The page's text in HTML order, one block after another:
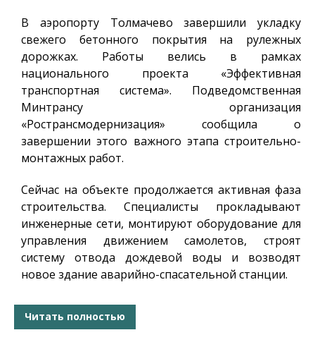
В аэропорту Толмачево завершили укладку
свежего бетонного покрытия на рулежных
дорожках. Работы велись в рамках
национального проекта «Эффективная
транспортная система». Подведомственная
Минтрансу организация
«Ространсмодернизация» сообщила о
завершении этого важного этапа строительно-
монтажных работ.
Сейчас на объекте продолжается активная фаза
строительства. Специалисты прокладывают
инженерные сети, монтируют оборудование для
управления движением самолетов, строят
систему отвода дождевой воды и возводят
новое здание аварийно-спасательной станции.
Читать полностью